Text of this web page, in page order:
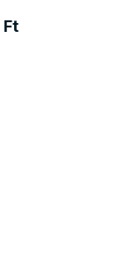
Ft